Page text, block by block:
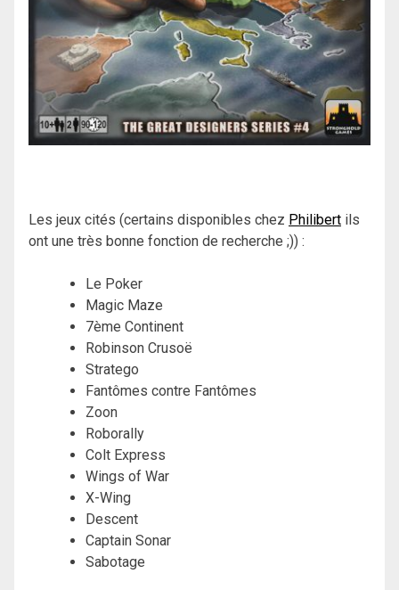
Les jeux cités (certains disponibles chez Philibert ils
ont une très bonne fonction de recherche ;)) :
Le Poker
Magic Maze
7ème Continent
Robinson Crusoë
Stratego
Fantômes contre Fantômes
Zoon
Roborally
Colt Express
Wings of War
X-Wing
Descent
Captain Sonar
Sabotage